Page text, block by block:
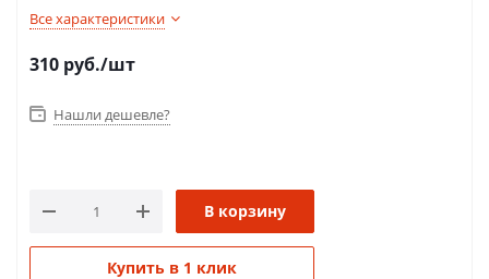
Все характеристики
310 руб./шт
Нашли дешевле?
В корзину
Купить в 1 клик